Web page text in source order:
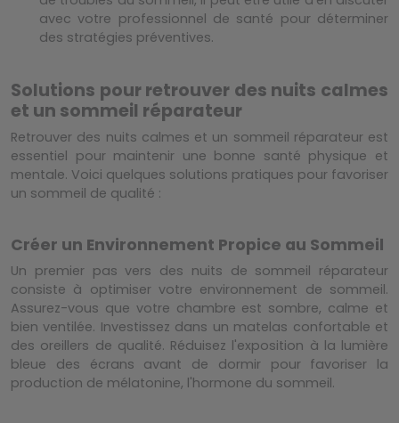
avec votre professionnel de santé pour déterminer
des stratégies préventives.
Solutions pour retrouver des nuits calmes
et un sommeil réparateur
Retrouver des nuits calmes et un sommeil réparateur est
essentiel pour maintenir une bonne santé physique et
mentale. Voici quelques solutions pratiques pour favoriser
un sommeil de qualité :
Créer un Environnement Propice au Sommeil
Un premier pas vers des nuits de sommeil réparateur
consiste à optimiser votre environnement de sommeil.
Assurez-vous que votre chambre est sombre, calme et
bien ventilée. Investissez dans un matelas confortable et
des oreillers de qualité. Réduisez l'exposition à la lumière
bleue des écrans avant de dormir pour favoriser la
production de mélatonine, l'hormone du sommeil.